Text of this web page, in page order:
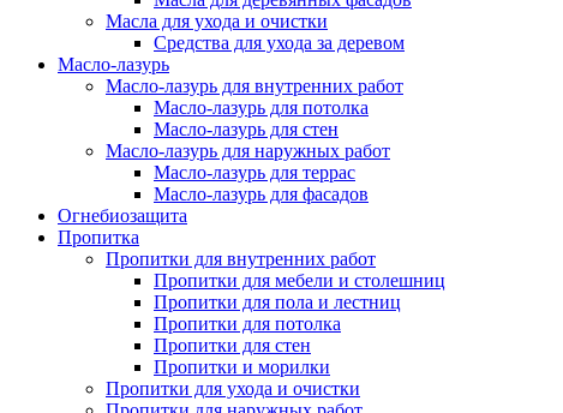
Масла для ухода и очистки
Средства для ухода за деревом
Масло-лазурь
Масло-лазурь для внутренних работ
Масло-лазурь для потолка
Масло-лазурь для стен
Масло-лазурь для наружных работ
Масло-лазурь для террас
Масло-лазурь для фасадов
Огнебиозащита
Пропитка
Пропитки для внутренних работ
Пропитки для мебели и столешниц
Пропитки для пола и лестниц
Пропитки для потолка
Пропитки для стен
Пропитки и морилки
Пропитки для ухода и очистки